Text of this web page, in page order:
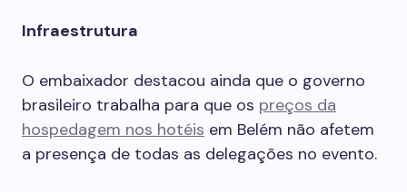
Infraestrutura
O embaixador destacou ainda que o governo
brasileiro trabalha para que os preços da
hospedagem nos hotéis em Belém não afetem
a presença de todas as delegações no evento.